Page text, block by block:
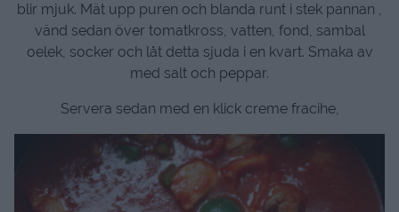
blir mjuk. Mät upp puren och blanda runt i stek pannan ,
vänd sedan över tomatkross, vatten, fond, sambal
oelek, socker och låt detta sjuda i en kvart. Smaka av
med salt och peppar.
Servera sedan med en klick creme fracihe,